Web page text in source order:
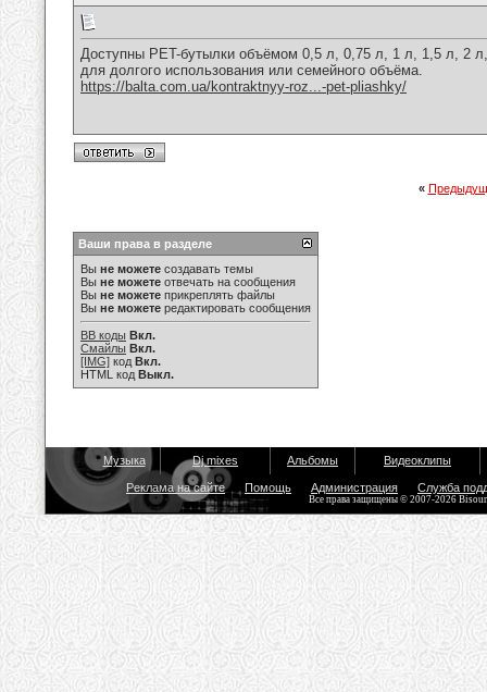
Доступны PET-бутылки объёмом 0,5 л, 0,75 л, 1 л, 1,5 л, 2
для долгого использования или семейного объёма.
https://balta.com.ua/kontraktnyy-roz...-pet-pliashky/
«
Ваши права в разделе
Вы не можете создавать темы
Вы не можете отвечать на сообщения
Вы не можете прикреплять файлы
Вы не можете редактировать сообщения
BB коды Вкл.
Смайлы Вкл.
[IMG] код Вкл.
HTML код Выкл.
Музыка Dj mixes Альбомы Видеоклипы
Реклама на сайте Помощь Администрация Служба
Все права защищены © 2007-2026